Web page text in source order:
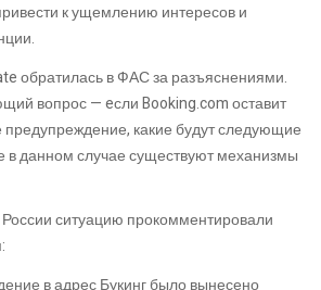
к ущемлению интересов и
.
обратилась в ФАС за разъяснениями.
вопрос —eсли Booking.comоставит
предупреждение, какие будут следующие
в данном случае существуют механизмы
ситуацию прокомментировали
в адрес Букинг было вынесено